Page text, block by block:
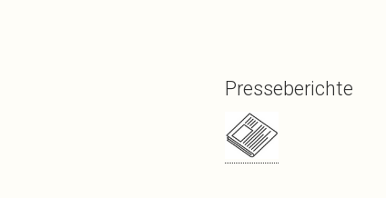
Presseberichte